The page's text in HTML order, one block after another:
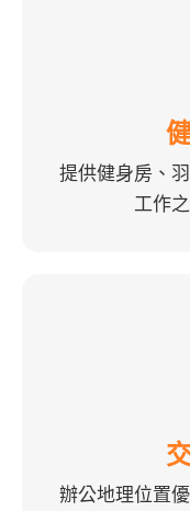
提供健身房、
工作
辦公地理位置